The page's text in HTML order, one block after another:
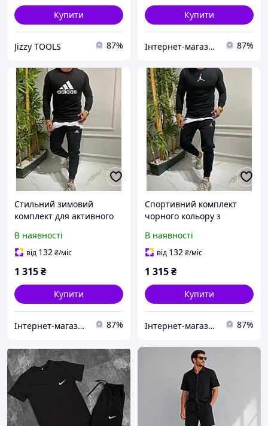
Купити
Jizzy TOOLS 87%
Купити
Інтернет-магазин Cool Top 87%
Стильний зимовий
комплект для активного
кольору від Adidas з
утеплювачем і
В наявності
від 132₴/міс
1 315₴
Купити
Інтернет-магазин Cool Top 87%
Спортивний комплект
чорного кольору з
активного відпочинку
Jordan стильний і
В наявності
від 132₴/міс
1 315₴
Купити
Інтернет-магазин Cool Top 87%